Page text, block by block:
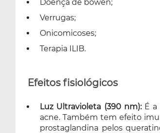
Doença de bowen;
Verrugas;
Onicomicoses;
Terapia ILIB.
Efeitos fisiológicos
Luz Ultravioleta (390 nm):É a
acne. Também tem efeito
prostaglandina pelos